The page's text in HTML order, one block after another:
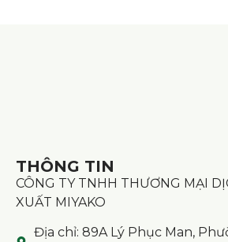
THÔNG TIN
CÔNG TY TNHH THƯƠNG MẠI
XUẤT MIYAKO
Địa chỉ: 89A Lý Phục Man,